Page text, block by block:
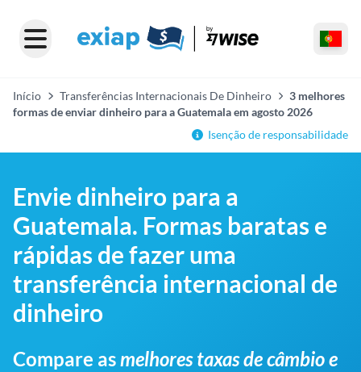
Início Transferências Internacionais De Dinheiro
3 melhores
formas de enviar dinheiro para a Guatemala em agosto 2026
Isenção de responsabilidade
Envie dinheiro para a
Guatemala. Formas baratas e
rápidas de fazer uma
transferência internacional de
dinheiro
Compare asmelhores taxas de câmbio e